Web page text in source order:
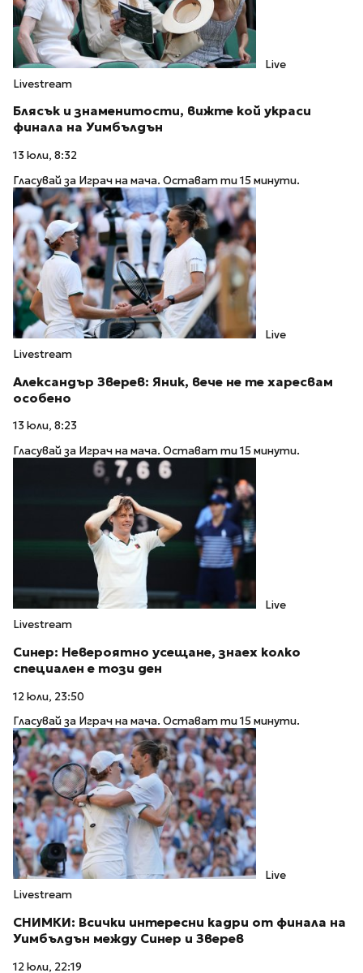
Live
Livestream
Блясък и знаменитости, вижте кой украси
финала на Уимбълдън
13 юли, 8:32
Гласувай за Играч на мача. Остават ти 15 минути.
Live
Livestream
Александър Зверев: Яник, вече не те харесвам
особено
13 юли, 8:23
Гласувай за Играч на мача. Остават ти 15 минути.
Live
Livestream
Синер: Невероятно усещане, знаех колко
специален е този ден
12 юли, 23:50
Гласувай за Играч на мача. Остават ти 15 минути.
Live
Livestream
СНИМКИ: Всички интересни кадри от финала на
Уимбълдън между Синер и Зверев
12 юли, 22:19